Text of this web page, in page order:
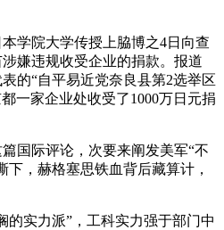
院大学传授上脇博之4日向查
嫌违规收受企业的捐款。报道
的“自平易近党奈良县第2选举区
一家企业处收受了1000万日元捐
际评论，次要来阐发美军“不
下，赫格塞思铁血背后藏算计，
实力派”，工科实力强于部门中